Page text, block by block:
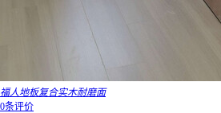
福人地板复合实木耐磨面
0条评价